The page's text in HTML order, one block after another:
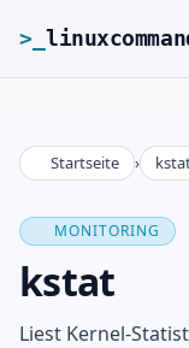
>_
>_
Roadmap
Startseite ›
MONITORING
kstat
Liest Kernel-